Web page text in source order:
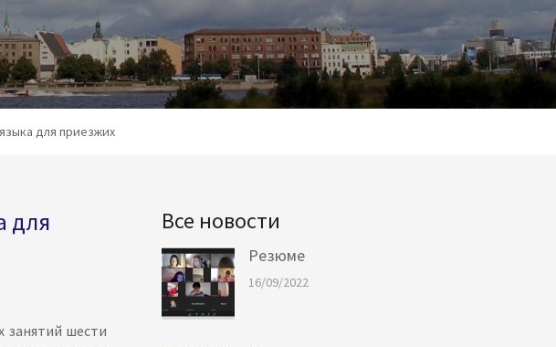
для приезжих
для
занятий шести
Все новости
Резюме
16/09/2022